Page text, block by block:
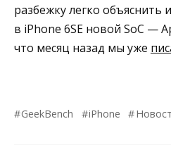
разбежку легко объяснить
в iPhone 6SE новой SoC —
что месяц назад мы уже
GeekBench iPhone